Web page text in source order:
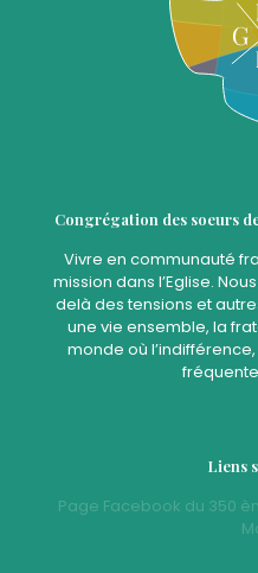
Congrégation des soeurs
Vivre en communauté
mission dans l’Eglise.
delà des tensions et
une vie ensemble, la
monde où
Liens
Page Facebook du 350